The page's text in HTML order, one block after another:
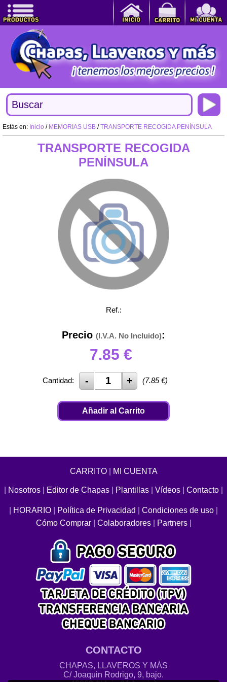
Estás en: Inicio / MEMORIAS USB /TRANSPORTE RECOGIDA PENÍNSULA
TRANSPORTE RECOGIDA
PENÍNSULA
Ref.:
Precio (I.V.A. No Incluido):
7.85 €
Cantidad: (7.85€)
Añadir al Carrito
CARRITO| MI CUENTA
Nosotros Editor de Chapas Plantillas Vídeos Contacto
HORARIO Política de Privacidad Condiciones de uso
Cómo Comprar
Colaboradores Partners
CONTACTO
CHAPAS, LLAVEROS Y MÁS
C/ Joaquin Rodrigo, 9, bajo.